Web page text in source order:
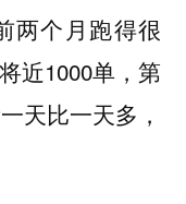
两个月跑得很
近1000单，第
天比一天多，